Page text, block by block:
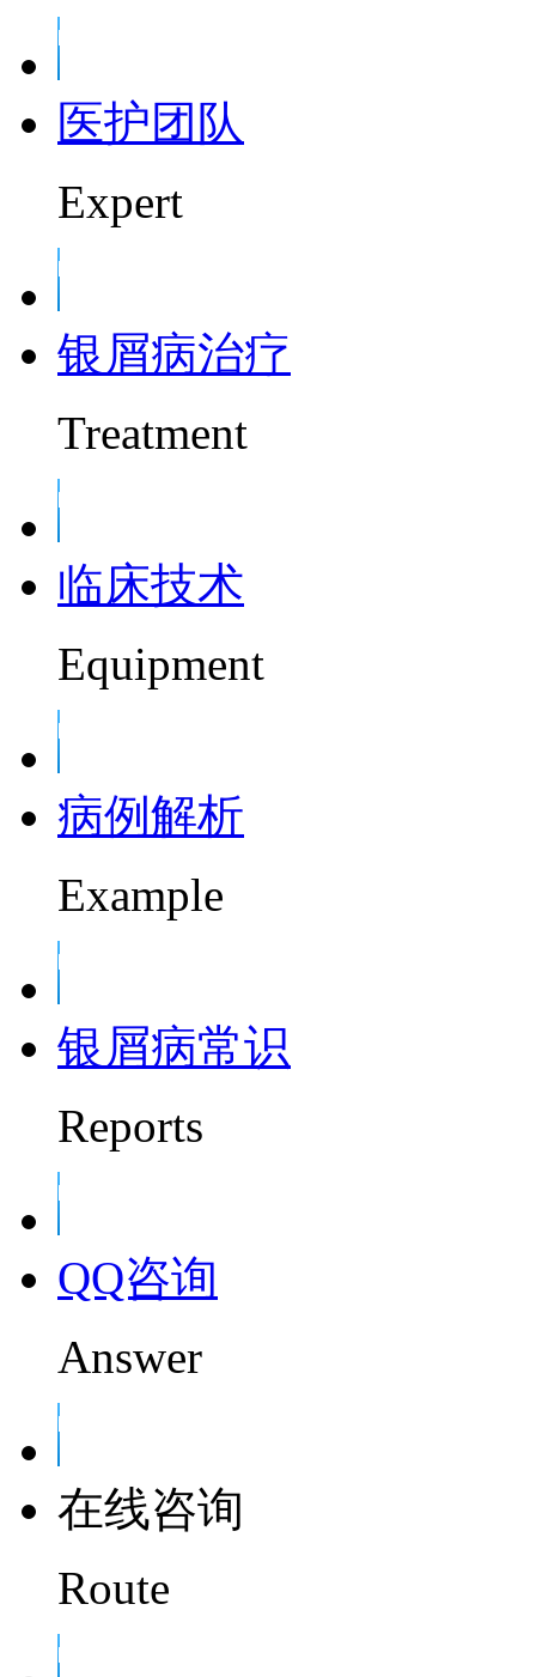
医护团队
Expert
银屑病治疗
Treatment
临床技术
Equipment
病例解析
Example
银屑病常识
Reports
QQ咨询
Answer
在线咨询
Route